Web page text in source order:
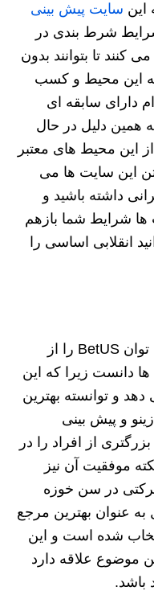
این سایت پیش بینی
شرط بندی در
کنند تا بتوانند بدون
این محیط و کسب
دارای سابقه ای
همین دلیل در حال
این محیط های معتبر
این سایت ها می
داشته باشید و
ها شرایط شما بازهم
انقلابی اساسی را
در میان سایت های آمریکایی می توان BetUS را از
دانست زیرا که این
1994 ارائه می دهد و توانسته بهترین
و پیش بینی
از افراد را در
موفقیت آن نیز
در سن خوزه
دارد و به مدت 20 سال به عنوان بهترین مرجع
شده است و این
موضوع علاقه دارد
باشد.